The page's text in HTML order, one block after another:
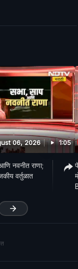
06, 2026 1:05
नवनीत राणा;
वर्तुळात